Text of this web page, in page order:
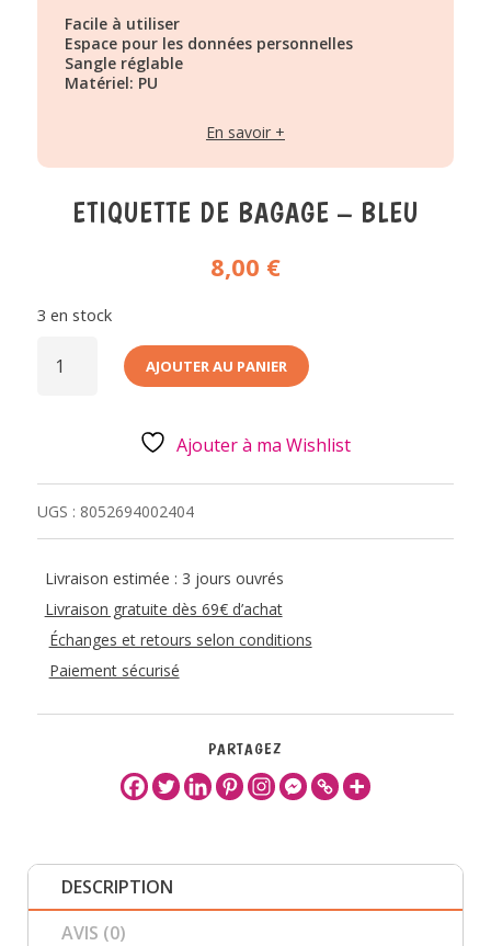
Facile à utiliser
Espace pour les données personnelles
Sangle réglable
Matériel: PU
En savoir +
ETIQUETTE DE BAGAGE – BLEU
8,00 €
3 en stock
DE
ETIQUETTE AJOUTER AU PANIER
Ajouter à ma Wishlist
UGS : 8052694002404
Livraison estimée : 3 jours ouvrés
Livraison gratuite dès 69€ d’achat
Échanges et retours selon conditions
Paiement sécurisé
PARTAGEZ
DESCRIPTION
AVIS (0)